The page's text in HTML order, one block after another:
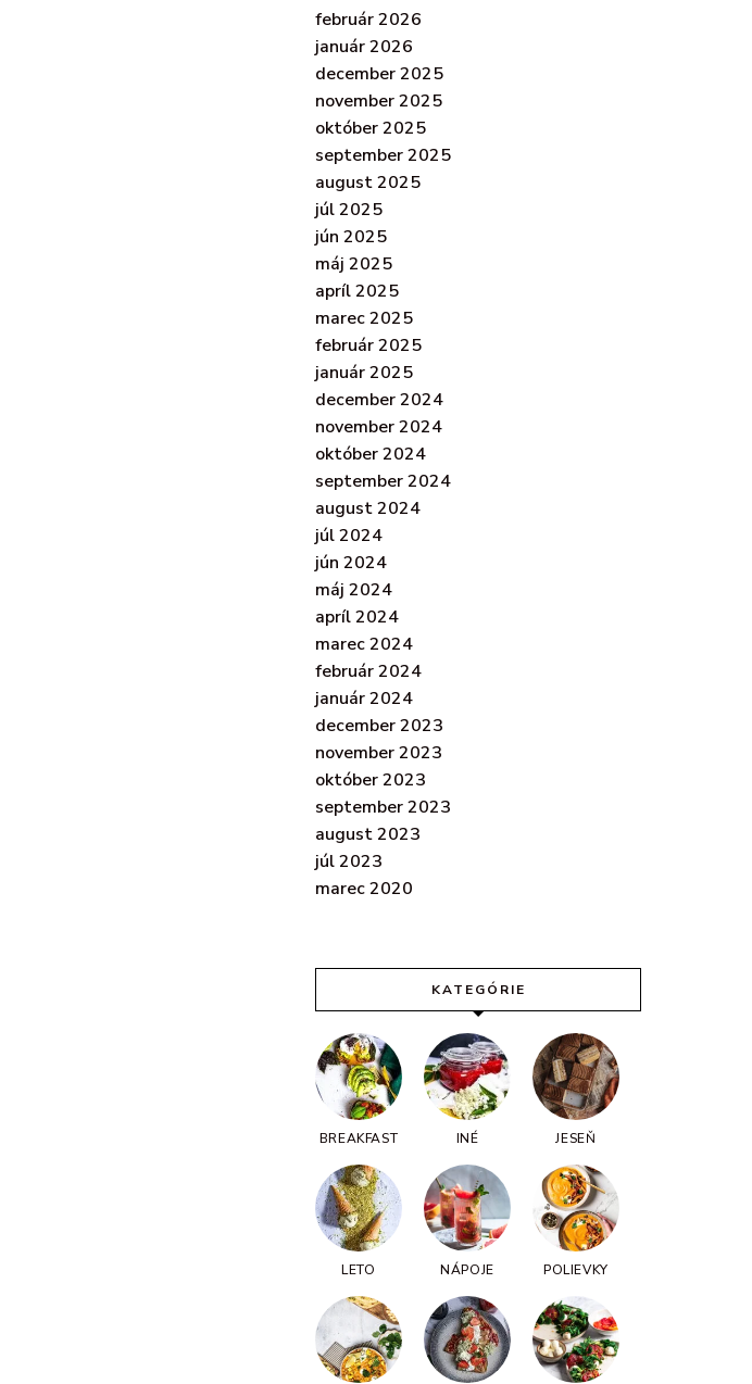
február 2026
január 2026
december 2025
november 2025
október 2025
september 2025
august 2025
júl 2025
jún 2025
máj 2025
apríl 2025
marec 2025
február 2025
január 2025
december 2024
november 2024
október 2024
september 2024
august 2024
júl 2024
jún 2024
máj 2024
apríl 2024
marec 2024
február 2024
január 2024
december 2023
november 2023
október 2023
september 2023
august 2023
júl 2023
marec 2020
KATEGÓRIE
BREAKFAST INÉ JESEŇ
LETO NÁPOJE POLIEVKY